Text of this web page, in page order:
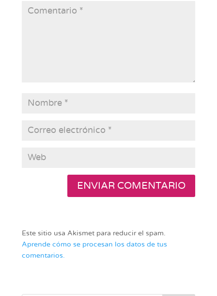
Este sitio usa Akismet para reducir el spam.
Aprende cómo se procesan los datos de tus
comentarios.